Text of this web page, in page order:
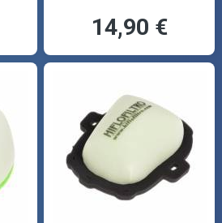
14,90 €